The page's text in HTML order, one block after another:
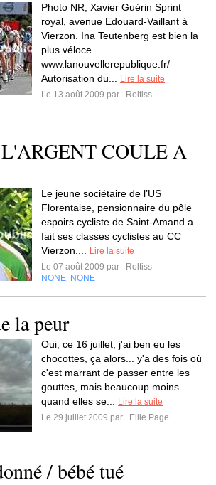
Photo NR, Xavier Guérin Sprint
royal, avenue Edouard-Vaillant à
Vierzon. Ina Teutenberg est bien la
plus véloce
www.lanouvellerepublique.fr/
Autorisation du...
Lire la suite
Le 13 août 2009 par
Roltiss
L'ARGENT COULE A
Le jeune sociétaire de l’US
Florentaise, pensionnaire du pôle
espoirs cycliste de Saint-Amand a
fait ses classes cyclistes au CC
Vierzon....
Lire la suite
Le 07 août 2009 par
Roltiss
NONE NONE
la peur
Oui, ce 16 juillet, j'ai ben eu les
chocottes, ça alors... y'a des fois où
c'est marrant de passer entre les
gouttes, mais beaucoup moins
quand elles se...
Lire la suite
Le 29 juillet 2009 par
Ellie Page
/ bébé tué